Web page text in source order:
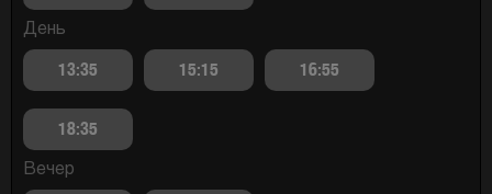
День
13:35 15:15 16:55
18:35
Вечер